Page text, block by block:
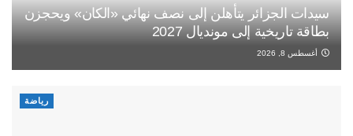
سيدات الجزائر يتأهلن إلى نصف نهائي «الكان» ويحجزن
بطاقة تاريخية إلى مونديال 2027
أغسطس 8, 2026
رياضة